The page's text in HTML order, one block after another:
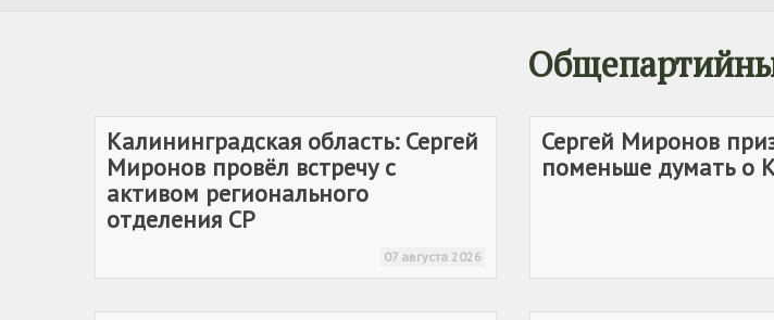
Калининградская область: Сергей
Миронов провёл встречу с
активом регионального
отделения СР
07 августа 2026
Сергей Миронов
поменьше думать о